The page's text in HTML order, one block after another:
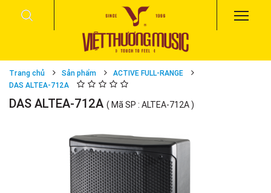
Trang chủ Sản phẩm
ACTIVE FULL-RANGE
DAS ALTEA-712A
DAS ALTEA-712A ( Mã SP : ALTEA-712A )